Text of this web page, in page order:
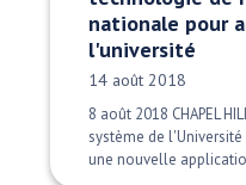
nationale pour
l'université
Date publiée:
14 août 2018
8 août 2018 CHAPEL
système de
une nouvelle